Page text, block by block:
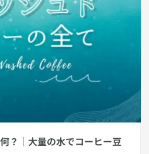
？｜大量の水でコーヒー豆